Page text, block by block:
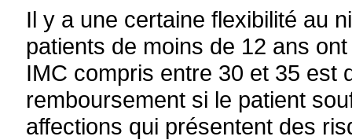
Il y a une certaine flexibilité au
patients de moins de 12 ans
IMC compris entre 30 et 35 est
remboursement si le patient
affections qui présentent des